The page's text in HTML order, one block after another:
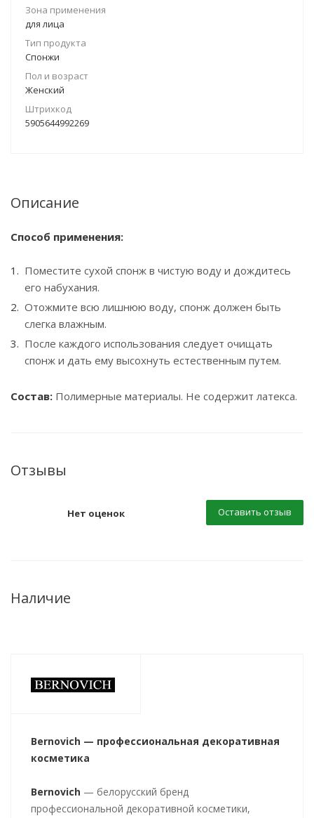
Зона применения
для лица
Тип продукта
Спонжи
Пол и возраст
Женский
Штрихкод
5905644992269
Описание
Способ применения:
Поместите сухой спонж в чистую воду и дождитесь
его набухания.
Отожмите всю лишнюю воду, спонж должен быть
слегка влажным.
После каждого использования следует очищать
спонж и дать ему высохнуть естественным путем.
Состав: Полимерные материалы. Не содержит латекса.
Отзывы
Нет оценок Оставить отзыв
Наличие
Bernovich — профессиональная декоративная
косметика
Bernovich — белорусский бренд
профессиональной декоративной косметики,